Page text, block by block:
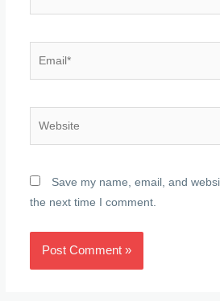
Save my name, email, and
the next time I comment.